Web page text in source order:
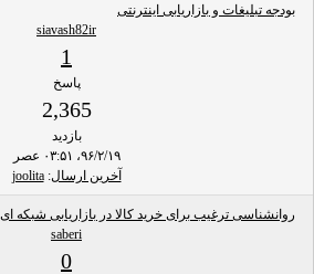
بودجه تبلیغات و بازاریابی اینترنتی
siavash82ir
1
پاسخ
2,365
بازدید
۹۶/۲/۱۹، ۰۳:۵۱ عصر
آخرین ارسال:
joolita
روانشناسی ترغیب برای خرید کالا در بازاریابی شبکه ای
saberi
0